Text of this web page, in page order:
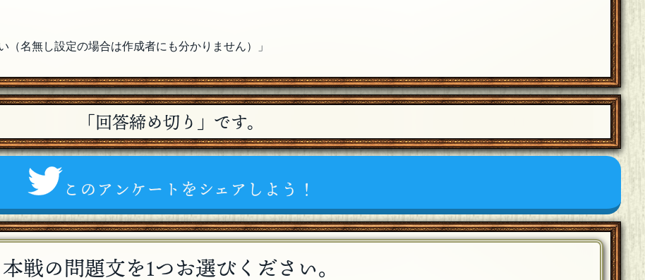
（名無し設定の場合は作成者にも分かりません）」
「回答締め切り」です。
このアンケートをシェアしよう！
本戦の問題文を1つお選びください。